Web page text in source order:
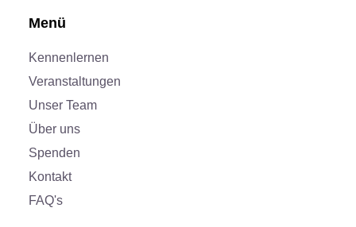
Menü
Kennenlernen
Veranstaltungen
Unser Team
Über uns
Spenden
Kontakt
FAQ's